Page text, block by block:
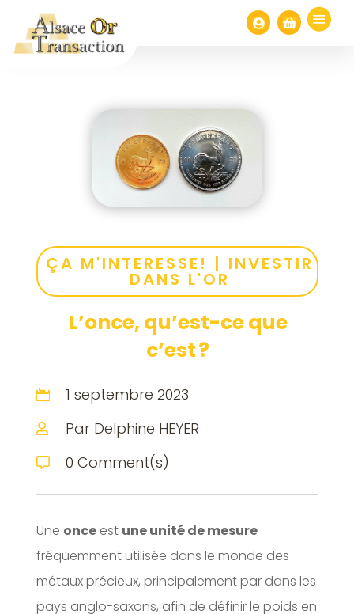
 
ÇA M'INTERESSE! | INVESTIR
DANS L'OR
L’once, qu’est-ce que
c’est ?
 1 septembre 2023
 Par Delphine HEYER
 0 Comment(s)
Une onceest une unité de mesure
fréquemment utilisée dans le monde des
métaux précieux, principalement par dans les
pays anglo-saxons, afin de définir le poids en